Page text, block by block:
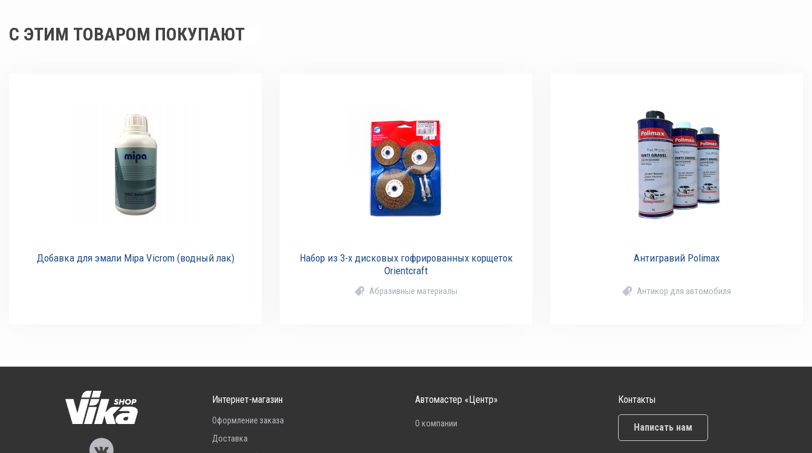
С ЭТИМ ТОВАРОМ ПОКУПАЮТ
Добавка для эмали Mipa Vicrom (водный лак)
Набор из 3-х дисковых гофрированных корщеток
Orientcraft
Абразивные материалы
Антигравий Polimax
Антикор для автомобиля
Интернет-магазин
Оформление заказа
Доставка
Автомастер «Центр»
О компании
Контакты
Написать нам